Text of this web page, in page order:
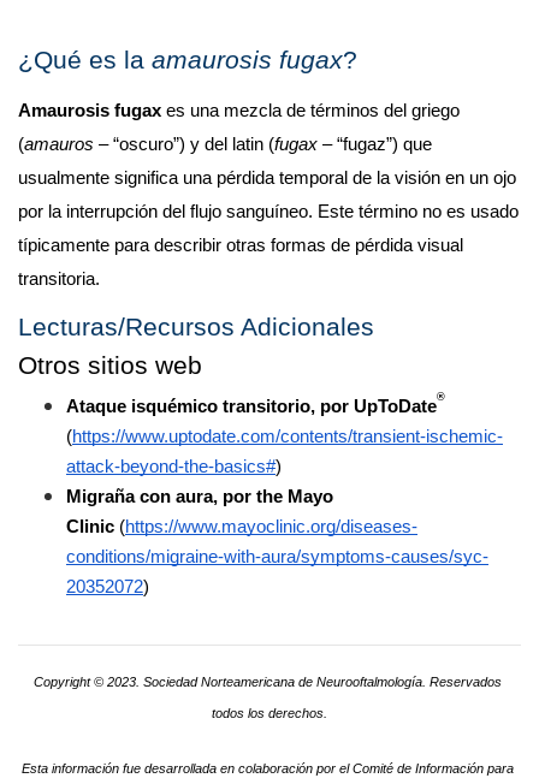
¿Qué es la amaurosis fugax?
Amaurosis fugax es una mezcla de términos del griego
(amauros – “oscuro”) y del latin (fugax – “fugaz”) que
usualmente significa una pérdida temporal de la visión en un ojo
por la interrupción del flujo sanguíneo. Este término no es usado
típicamente para describir otras formas de pérdida visual
transitoria.
Lecturas/Recursos Adicionales
Otros sitios web
Ataque isquémico transitorio, por UpToDate
®
(https://www.uptodate.com/contents/transient-ischemic-
attack-beyond-the-basics#)
Migraña con aura, por the Mayo
Clinic (https://www.mayoclinic.org/diseases-
conditions/migraine-with-aura/symptoms-causes/syc-
20352072)
Copyright © 2023. Sociedad Norteamericana de Neurooftalmología. Reservados
todos los derechos.
Esta información fue desarrollada en colaboración por el Comité de Información para